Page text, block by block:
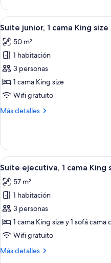
familiar,
cama
size
Ver
todas
las
fotos
de
Suite
junior,
cama
9
Suite junior, 1 cama King size
50 m²
1 habitación
3 personas
1 cama King size
Wifi gratuito
Más detalles
Más
junior,
cama
size
Ver
todas
las
fotos
de
Suite
ejecutiva,
cama
10
Suite ejecutiva, 1 cama King
57 m²
1 habitación
3 personas
1 cama King size y 1 sofá cama
Wifi gratuito
Más detalles
Más